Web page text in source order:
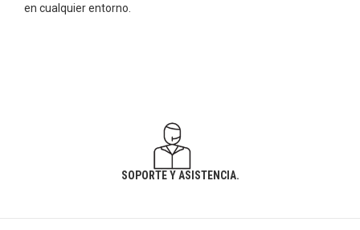
en cualquier entorno.
SOPORTE Y ASISTENCIA.